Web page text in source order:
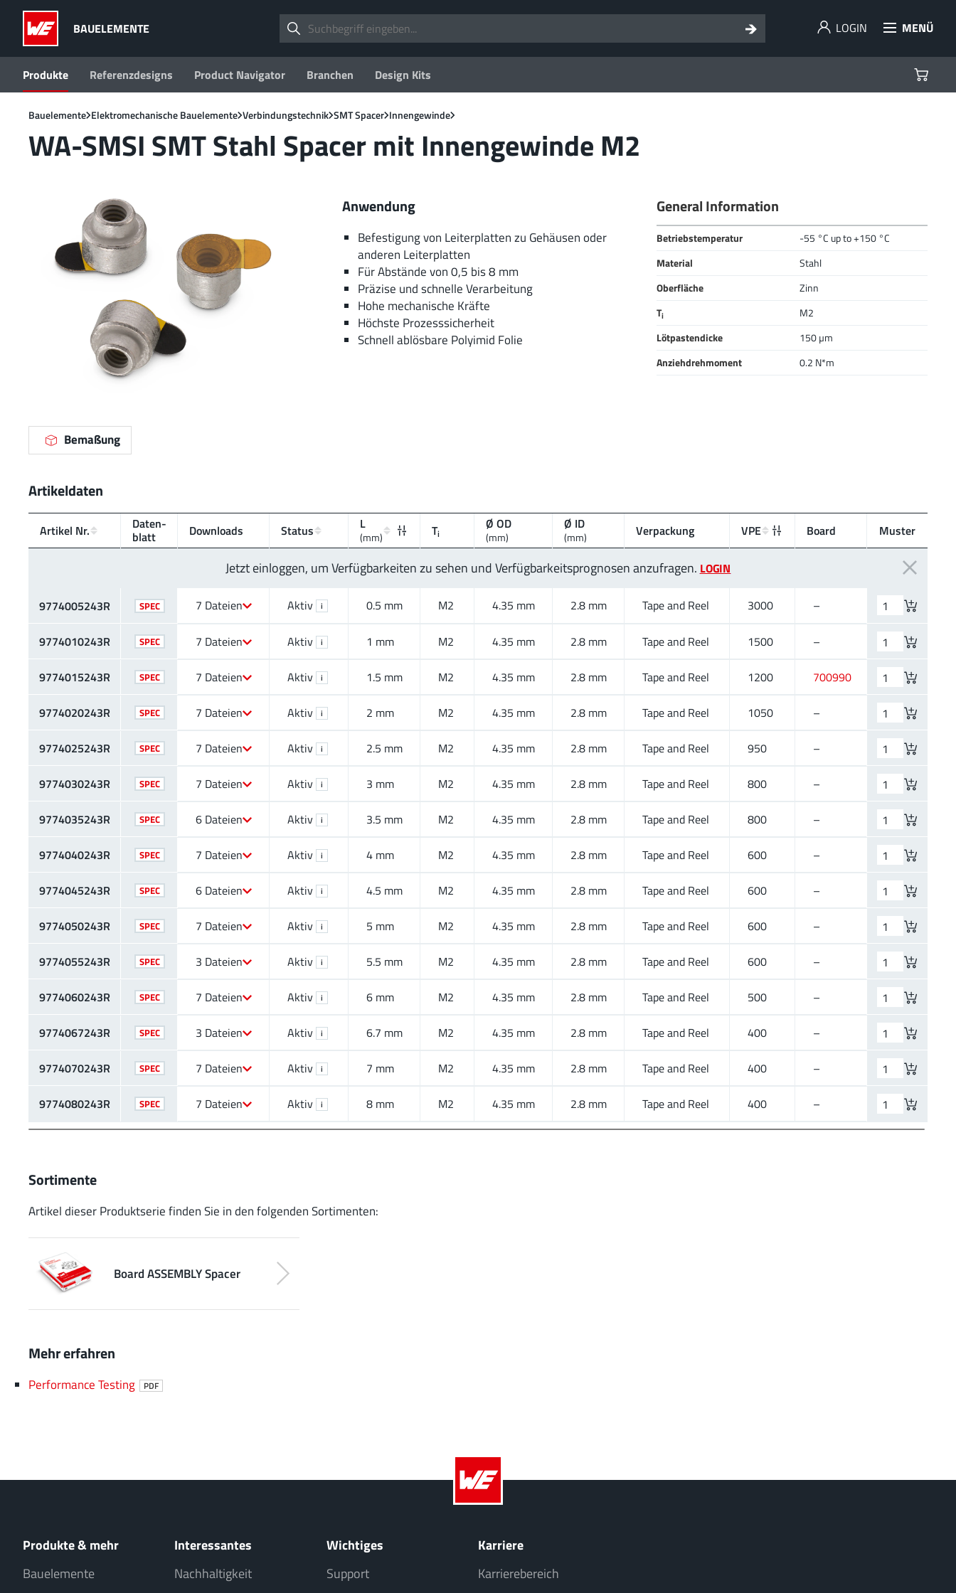
BAUELEMENTE LOGIN MENÜ
Produkte Referenzdesigns Product Navigator Branchen Design Kits
Bauelemente Elektromechanische Bauelemente Verbindungstechnik SMT Spacer Innengewinde
WA-SMSI SMT Stahl Spacer mit Innengewinde M2
Bemaßung
Anwendung
Befestigung von Leiterplatten zu Gehäusen oder
anderen Leiterplatten
Für Abstände von 0,5 bis 8 mm
Präzise und schnelle Verarbeitung
Hohe mechanische Kräfte
Höchste Prozesssicherheit
Schnell ablösbare Polyimid Folie
General Information
Betriebstemperatur
-55 °C up to +150 °C
Material
Stahl
Oberfläche
Zinn
Ti
M2
Lötpastendicke
150 µm
Anziehdrehmoment
0.2 N*m
Artikeldaten
Jetzt einloggen, um Verfügbarkeiten zu sehen und Verfügbarkeitsprognosen anzufragen. LOGIN
Artikel Nr. Daten­
blatt Downloads Status L
(mm) Ti
Ø OD
(mm)
Ø ID
(mm) Verpackung VPE Board Muster
9774005243R SPEC 7 Dateien Aktiv i 0.5 mm M2 4.35 mm 2.8 mm Tape and Reel 3000 –
9774010243R SPEC 7 Dateien Aktiv i 1 mm M2 4.35 mm 2.8 mm Tape and Reel 1500 –
9774015243R SPEC 7 Dateien Aktiv i 1.5 mm M2 4.35 mm 2.8 mm Tape and Reel 1200 700990
9774020243R SPEC 7 Dateien Aktiv i 2 mm M2 4.35 mm 2.8 mm Tape and Reel 1050 –
9774025243R SPEC 7 Dateien Aktiv i 2.5 mm M2 4.35 mm 2.8 mm Tape and Reel 950 –
9774030243R SPEC 7 Dateien Aktiv i 3 mm M2 4.35 mm 2.8 mm Tape and Reel 800 –
9774035243R SPEC 6 Dateien Aktiv i 3.5 mm M2 4.35 mm 2.8 mm Tape and Reel 800 –
9774040243R SPEC 7 Dateien Aktiv i 4 mm M2 4.35 mm 2.8 mm Tape and Reel 600 –
9774045243R SPEC 6 Dateien Aktiv i 4.5 mm M2 4.35 mm 2.8 mm Tape and Reel 600 –
9774050243R SPEC 7 Dateien Aktiv i 5 mm M2 4.35 mm 2.8 mm Tape and Reel 600 –
9774055243R SPEC 3 Dateien Aktiv i 5.5 mm M2 4.35 mm 2.8 mm Tape and Reel 600 –
9774060243R SPEC 7 Dateien Aktiv i 6 mm M2 4.35 mm 2.8 mm Tape and Reel 500 –
9774067243R SPEC 3 Dateien Aktiv i 6.7 mm M2 4.35 mm 2.8 mm Tape and Reel 400 –
9774070243R SPEC 7 Dateien Aktiv i 7 mm M2 4.35 mm 2.8 mm Tape and Reel 400 –
9774080243R SPEC 7 Dateien Aktiv i 8 mm M2 4.35 mm 2.8 mm Tape and Reel 400 –
Sortimente
Artikel dieser Produktserie finden Sie in den folgenden Sortimenten:
Board ASSEMBLY Spacer
Mehr erfahren
Performance Testing PDF
Produkte & mehr
Bauelemente
Interessantes
Nachhaltigkeit
Wichtiges
Support
Karriere
Karrierebereich